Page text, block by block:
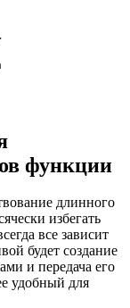
функции
длинного
избегать
все зависит
будет создание
и передача его
удобный для